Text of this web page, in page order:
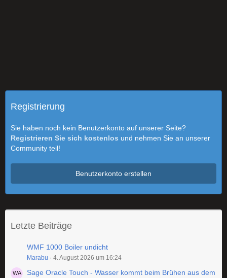
Registrierung
Sie haben noch kein Benutzerkonto auf unserer Seite?
Registrieren Sie sich kostenlos und nehmen Sie an unserer
Community teil!
Benutzerkonto erstellen
Letzte Beiträge
WMF 1000 Boiler undicht
Marabu 4. August 2026 um 16:24
Sage Oracle Touch - Wasser kommt beim Brühen aus dem